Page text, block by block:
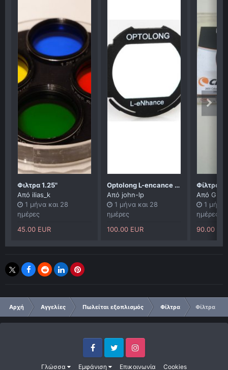
Φιλτρα 1.25"
Από ilias_k
1 μήνα και 28
ημέρες
45.00 EUR
Optolong L-encance clip για μηχανες canon crop
Από john-lp
1 μήνα και 28
ημέρες
100.00 EUR
Από GL
1 μήνα
ημέρες
90.00
Αρχή Αγγελίες Πωλείται εξοπλισμός Φίλτρα Φίλτρα
Γλώσσα Εμφάνιση Επικοινωνία Cookies
FacebookTwitter Instagram